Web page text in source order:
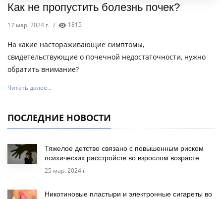
Как не пропустить болезнь почек?
17 мар. 2024 г. / 1815
На какие настораживающие симптомы,
свидетельствующие о почечной недостаточности, нужно
обратить внимание?
Читать далее...
ПОСЛЕДНИЕ НОВОСТИ
Тяжелое детство связано с повышенным риском
психических расстройств во взрослом возрасте
25 мар. 2024 г.
Никотиновые пластыри и электронные сигареты во